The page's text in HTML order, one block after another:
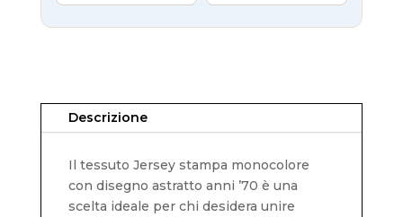
Descrizione
Il tessuto Jersey stampa monocolore
con disegno astratto anni ’70 è una
scelta ideale per chi desidera unire